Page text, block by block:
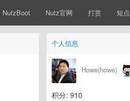
NutzBoot Nutz官网 打赏 短点
个人信息
Howe(howe)
积分: 910